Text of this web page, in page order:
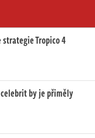
Tropico 4
by je přiměly